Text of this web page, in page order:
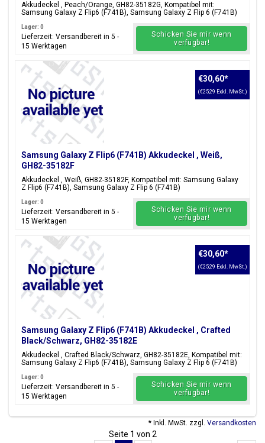
Akkudeckel , Peach/Orange, GH82-35182G, Kompatibel mit:
Samsung Galaxy Z Flip6 (F741B), Samsung Galaxy Z Flip 6 (F741B)
Lager: 0
Lieferzeit: Versandbereit in 5 -
15 Werktagen
Schicken Sie mir wenn
verfügbar!
Samsung Galaxy Z Flip6 (F741B) Akkudeckel , Weiß,
GH82-35182F
Akkudeckel , Weiß, GH82-35182F, Kompatibel mit: Samsung Galaxy
Z Flip6 (F741B), Samsung Galaxy Z Flip 6 (F741B)
€30,60*
(€25,29 Exkl. MwSt.)
Lager: 0
Lieferzeit: Versandbereit in 5 -
15 Werktagen
Schicken Sie mir wenn
verfügbar!
Samsung Galaxy Z Flip6 (F741B) Akkudeckel , Crafted
Black/Schwarz, GH82-35182E
Akkudeckel , Crafted Black/Schwarz, GH82-35182E, Kompatibel mit:
Samsung Galaxy Z Flip6 (F741B), Samsung Galaxy Z Flip 6 (F741B)
€30,60*
(€25,29 Exkl. MwSt.)
Lager: 0
Lieferzeit: Versandbereit in 5 -
15 Werktagen
Schicken Sie mir wenn
verfügbar!
* Inkl. MwSt. zzgl. Versandkosten
Seite 1 von 2